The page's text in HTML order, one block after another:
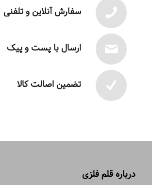
سفارش آنلاین و تلفنی
ارسال با پست و پیک
تضمین اصالت کالا
درباره قلم فلزی